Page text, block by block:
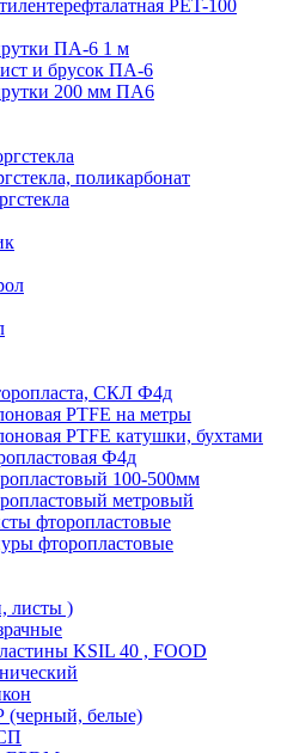
PET-100
ПА-6 1 м
и брусок ПА-6
200 мм ПА6
поликарбонат
СКЛ Ф4д
PTFE на метры
PTFE катушки, бухтами
Ф4д
100-500мм
метровый
фторопластовые
фторопластовые
листы )
KSIL 40 , FOOD
(черный, белые)